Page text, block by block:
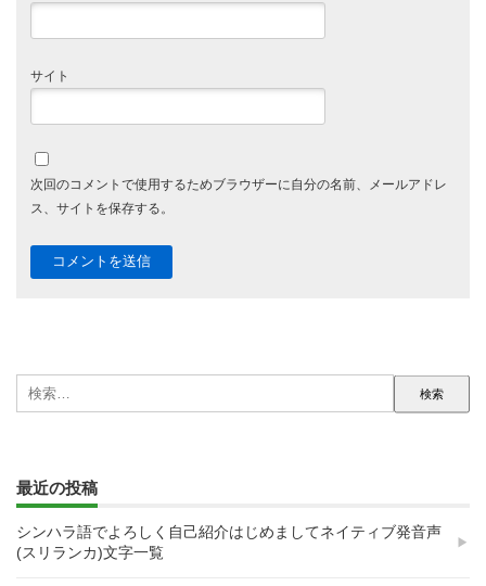
サイト
次回のコメントで使用するためブラウザーに自分の名前、メールアドレ
ス、サイトを保存する。
索:
最近の投稿
シンハラ語でよろしく自己紹介はじめましてネイティブ発音声
(スリランカ)文字一覧